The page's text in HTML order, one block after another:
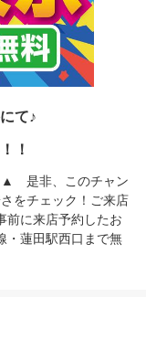
て♪
！
▲ 是非、このチャン
をチェック！ご来店
前に来店予約したお
・蓮田駅西口まで無